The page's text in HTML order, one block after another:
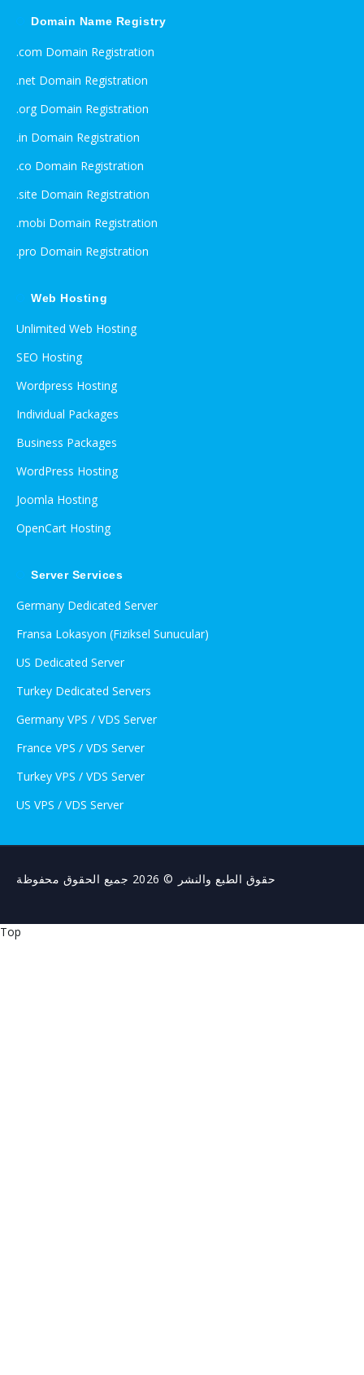
Domain Name Registry
.com Domain Registration
.net Domain Registration
.org Domain Registration
.in Domain Registration
.co Domain Registration
.site Domain Registration
.mobi Domain Registration
.pro Domain Registration
Web Hosting
Unlimited Web Hosting
SEO Hosting
Wordpress Hosting
Individual Packages
Business Packages
WordPress Hosting
Joomla Hosting
OpenCart Hosting
Server Services
Germany Dedicated Server
Fransa Lokasyon (Fiziksel Sunucular)
US Dedicated Server
Turkey Dedicated Servers
Germany VPS / VDS Server
France VPS / VDS Server
Turkey VPS / VDS Server
US VPS / VDS Server
حقوق الطبع والنشر © 2026 جميع الحقوق محفوظة
Top